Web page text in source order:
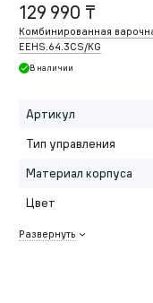
129 990 ₸
Комбинированная
EEHS.64.3CS/KG
В наличии
Артикул
Тип управления
Материал корпуса
Цвет
Развернуть